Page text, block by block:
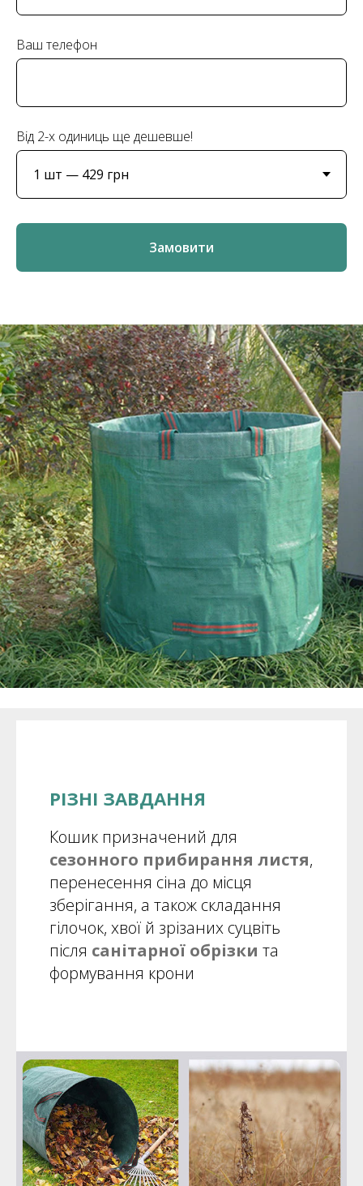
Ваш телефон
Від 2-х одиниць ще дешевше!
Замовити
РІЗНІ ЗАВДАННЯ
Кошик призначений для
сезонного прибирання листя,
перенесення сіна до місця
зберігання, а також складання
гілочок, хвої й зрізаних суцвіть
після санітарної обрізки та
формування крони